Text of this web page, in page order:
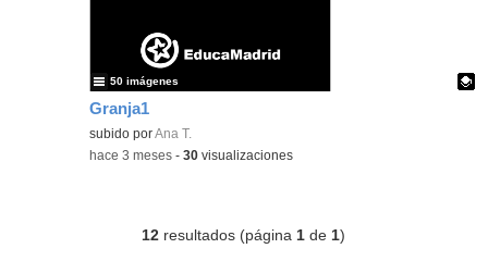
Granja1
Contenido educativo.
subido porAna T.
50 imágenes
-hace 3 meses -30 visualizaciones
12 resultados (página 1 de 1)